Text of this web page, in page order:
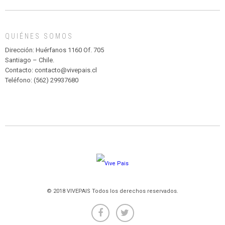
MADAGASCAR
PARQUE
HURATDO
QUIÉNES SOMOS
Dirección: Huérfanos 1160 Of. 705
Santiago – Chile.
Contacto: contacto@vivepais.cl
Teléfono: (562) 29937680
© 2018 VIVEPAIS Todos los derechos reservados.